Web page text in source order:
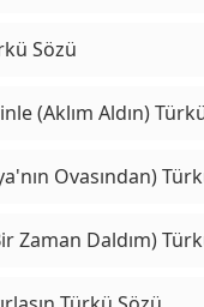
Sözü
(Aklım Aldın)
Ovasından)
Zaman Daldım)